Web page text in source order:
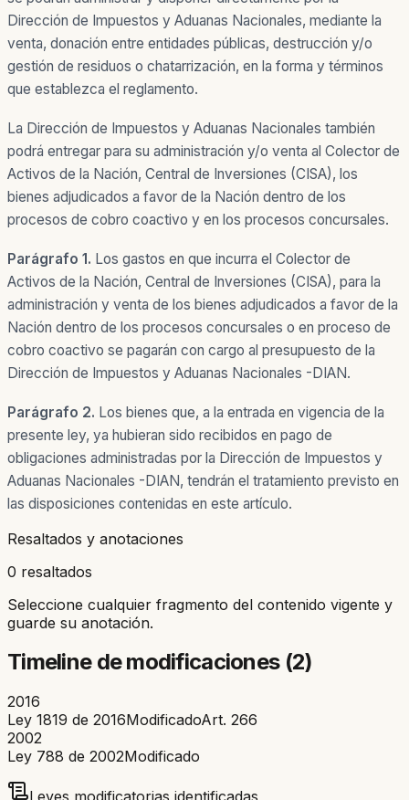
Dirección de Impuestos y Aduanas Nacionales, mediante la
venta, donación entre entidades públicas, destrucción y/o
gestión de residuos o chatarrización, en la forma y términos
que establezca el reglamento.
La Dirección de Impuestos y Aduanas Nacionales también
podrá entregar para su administración y/o venta al Colector de
Activos de la Nación, Central de Inversiones (CISA), los
bienes adjudicados a favor de la Nación dentro de los
procesos de cobro coactivo y en los procesos concursales.
Parágrafo 1. Los gastos en que incurra el Colector de
Activos de la Nación, Central de Inversiones (CISA), para la
administración y venta de los bienes adjudicados a favor de la
Nación dentro de los procesos concursales o en proceso de
cobro coactivo se pagarán con cargo al presupuesto de la
Dirección de Impuestos y Aduanas Nacionales -DIAN.
Parágrafo 2. Los bienes que, a la entrada en vigencia de la
presente ley, ya hubieran sido recibidos en pago de
obligaciones administradas por la Dirección de Impuestos y
Aduanas Nacionales -DIAN, tendrán el tratamiento previsto en
las disposiciones contenidas en este artículo.
Resaltados y anotaciones
0 resaltados
Seleccione cualquier fragmento del contenido vigente y
guarde su anotación.
Timeline de modificaciones (2)
2016
Ley 1819 de 2016ModificadoArt. 266
2002
Ley 788 de 2002Modificado
Leyes modificatorias identificadas